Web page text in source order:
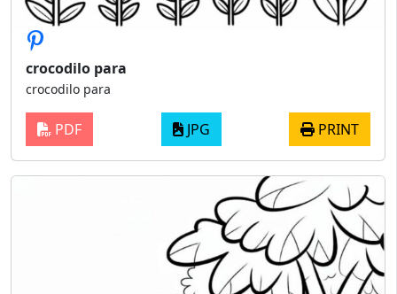
crocodilo para
crocodilo para
PDF JPG PRINT